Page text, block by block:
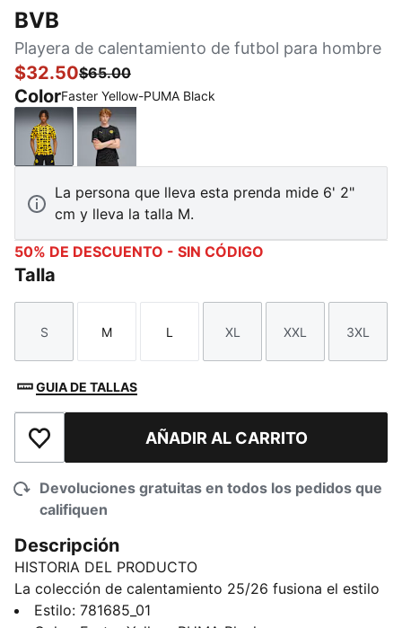
BVB
Playera de calentamiento de futbol para hombre
$32.50$65.00
ColorFaster Yellow-PUMA Black
Faster Yellow-PUMA Black
PUMA Black-Yellow Sizzle
La persona que lleva esta prenda mide 6' 2"
cm y lleva la talla M.
50% DE DESCUENTO - SIN CÓDIGO
Talla
Talla
S
Talla
M
Talla
L
Talla
XL
Talla
XXL
Talla
3XL
GUIA DE TALLAS
Añadir a la lista de deseosAÑADIR AL CARRITO
Devoluciones gratuitas en todos los pedidos que
califiquen
Descripción
HISTORIA DEL PRODUCTO
La colección de calentamiento 25/26 fusiona el estilo
icónico del club con un diseño centrado en el
Estilo: 781685_01